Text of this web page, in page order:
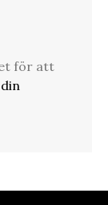
för att